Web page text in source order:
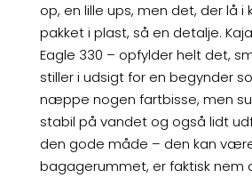
op, en lille ups, men det, der lå i
pakket i plast, så en detalje.
Eagle 330 – opfylder helt det,
stiller i udsigt for en begynder
næppe nogen fartbisse, men
stabil på vandet og også lidt
den gode måde – den kan
bagagerummet, er faktisk nem